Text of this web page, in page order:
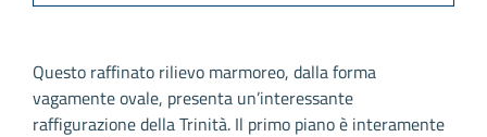
Questo raffinato rilievo marmoreo, dalla forma
vagamente ovale, presenta un’interessante
raffigurazione della Trinità. Il primo piano è interamente